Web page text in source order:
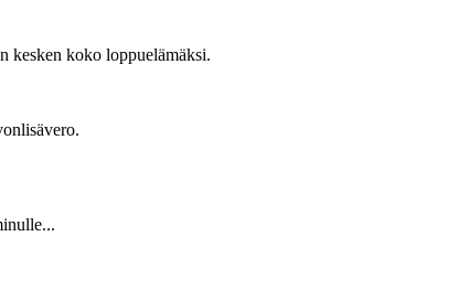
kesken koko loppuelämäksi.